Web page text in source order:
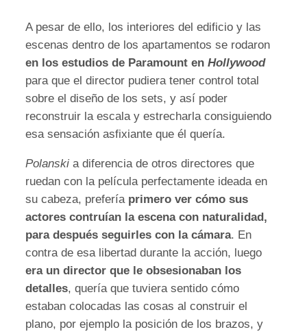
A pesar de ello, los interiores del edificio y las
escenas dentro de los apartamentos se rodaron
en los estudios de Paramount enHollywood
para que el director pudiera tener control total
sobre el diseño de los sets, y así poder
reconstruir la escala y estrecharla consiguiendo
esa sensación asfixiante que él quería.
Polanskia diferencia de otros directores que
ruedan con la película perfectamente ideada en
su cabeza, prefería primero ver cómo sus
actores contruían la escena con naturalidad,
para después seguirles con la cámara. En
contra de esa libertad durante la acción, luego
era un director que le obsesionaban los
detalles, quería que tuviera sentido cómo
estaban colocadas las cosas al construir el
plano, por ejemplo la posición de los brazos, y